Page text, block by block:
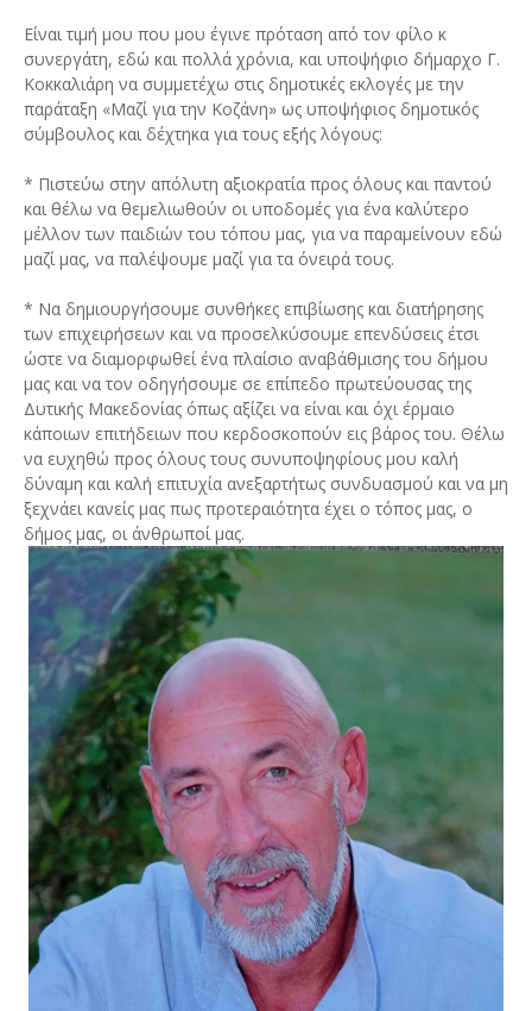
Είναι τιμή μου που μου έγινε πρόταση από τον φίλο κ
συνεργάτη, εδώ και πολλά χρόνια, και υποψήφιο δήμαρχο Γ.
Κοκκαλιάρη να συμμετέχω στις δημοτικές εκλογές με την
παράταξη «Μαζί για την Κοζάνη» ως υποψήφιος δημοτικός
σύμβουλος και δέχτηκα για τους εξής λόγους:
* Πιστεύω στην απόλυτη αξιοκρατία προς όλους και παντού
και θέλω να θεμελιωθούν οι υποδομές για ένα καλύτερο
μέλλον των παιδιών του τόπου μας, για να παραμείνουν εδώ
μαζί μας, να παλέψουμε μαζί για τα όνειρά τους.
* Να δημιουργήσουμε συνθήκες επιβίωσης και διατήρησης
των επιχειρήσεων και να προσελκύσουμε επενδύσεις έτσι
ώστε να διαμορφωθεί ένα πλαίσιο αναβάθμισης του δήμου
μας και να τον οδηγήσουμε σε επίπεδο πρωτεύουσας της
Δυτικής Μακεδονίας όπως αξίζει να είναι και όχι έρμαιο
κάποιων επιτήδειων που κερδοσκοπούν εις βάρος του. Θέλω
να ευχηθώ προς όλους τους συνυποψηφίους μου καλή
δύναμη και καλή επιτυχία ανεξαρτήτως συνδυασμού και να μη
ξεχνάει κανείς μας πως προτεραιότητα έχει ο τόπος μας, ο
δήμος μας, οι άνθρωποί μας.